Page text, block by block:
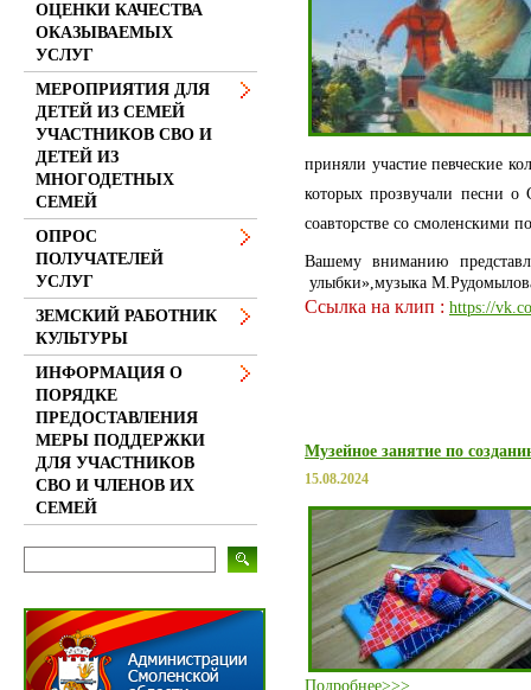
приняли участие певческие
которых прозвучали песни
соавторстве со смоленскими
Вашему вниманию
улыбки», музыка
Ссылка на клип : https://
Музейное занятие по
15.08.2024
Подробнее>>>
ОЦЕНКИ КАЧЕСТВА
ОКАЗЫВАЕМЫХ
УСЛУГ
МЕРОПРИЯТИЯ ДЛЯ
ДЕТЕЙ ИЗ СЕМЕЙ
УЧАСТНИКОВ СВО И
ДЕТЕЙ ИЗ
МНОГОДЕТНЫХ
СЕМЕЙ
ОПРОС
ПОЛУЧАТЕЛЕЙ
УСЛУГ
ЗЕМСКИЙ РАБОТНИК
КУЛЬТУРЫ
ИНФОРМАЦИЯ О
ПОРЯДКЕ
ПРЕДОСТАВЛЕНИЯ
МЕРЫ ПОДДЕРЖКИ
ДЛЯ УЧАСТНИКОВ
СВО И ЧЛЕНОВ ИХ
СЕМЕЙ